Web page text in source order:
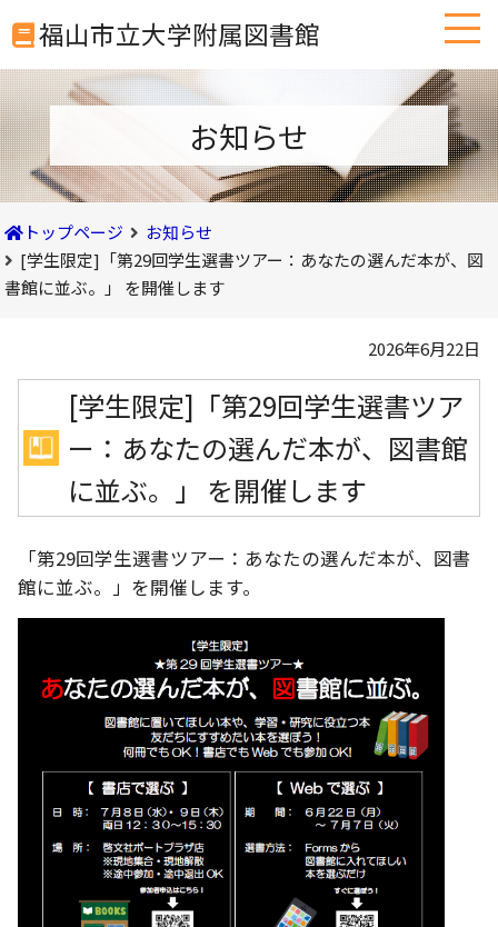
へ
移
動
福山市立大学附属図書館
お知らせ
トップページ
お知らせ
[学生限定]「第29回学生選書ツアー：あなたの選んだ本が、図
書館に並ぶ。」 を開催します
2026年6月22日
[学生限定]「第29回学生選書ツア
ー：あなたの選んだ本が、図書館
に並ぶ。」 を開催します
「第29回学生選書ツアー：あなたの選んだ本が、図書
館に並ぶ。」を開催します。